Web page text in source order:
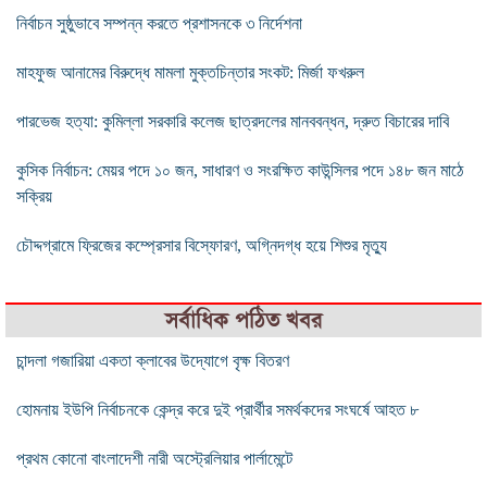
নির্বাচন সুষ্ঠুভাবে সম্পন্ন করতে প্রশাসনকে ৩ নির্দেশনা
মাহফুজ আনামের বিরুদ্ধে মামলা মুক্তচিন্তার সংকট: মির্জা ফখরুল
পারভেজ হত্যা: কুমিল্লা সরকারি কলেজ ছাত্রদলের মানববন্ধন, দ্রুত বিচারের দাবি
কুসিক নির্বাচন: মেয়র পদে ১০ জন, সাধারণ ও সংরক্ষিত কাউন্সিলর পদে ১৪৮ জন মাঠে
সক্রিয়
চৌদ্দগ্রামে ফ্রিজের কম্প্রেসার বিস্ফোরণ, অগ্নিদগ্ধ হয়ে শিশুর মৃত্যু
সর্বাধিক পঠিত খবর
চান্দলা গজারিয়া একতা ক্লাবের উদ্যোগে বৃক্ষ বিতরণ
হোমনায় ইউপি নির্বাচনকে কেন্দ্র করে দুই প্রার্থীর সমর্থকদের সংঘর্ষে আহত ৮
প্রথম কোনো বাংলাদেশী নারী অস্ট্রেলিয়ার পার্লামেন্টে